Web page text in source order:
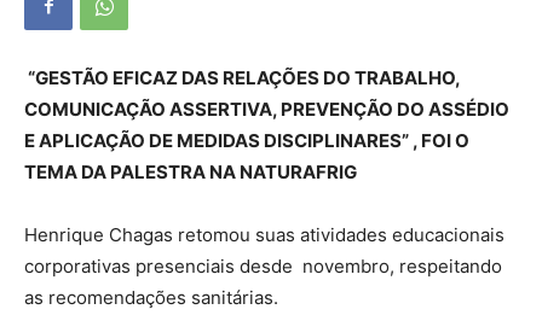
“GESTÃO EFICAZ DAS RELAÇÕES DO TRABALHO,
COMUNICAÇÃO ASSERTIVA, PREVENÇÃO DO ASSÉDIO
E APLICAÇÃO DE MEDIDAS DISCIPLINARES” , FOI O
TEMA DA PALESTRA NA NATURAFRIG
Henrique Chagas retomou suas atividades educacionais
corporativas presenciais desde novembro, respeitando
as recomendações sanitárias.